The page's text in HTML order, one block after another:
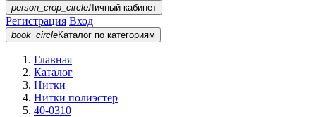
person_crop_circleЛичный кабинет
Регистрация Вход
book_circleКаталог по категориям
Главная
Каталог
Нитки
Нитки полиэстер
40-0310